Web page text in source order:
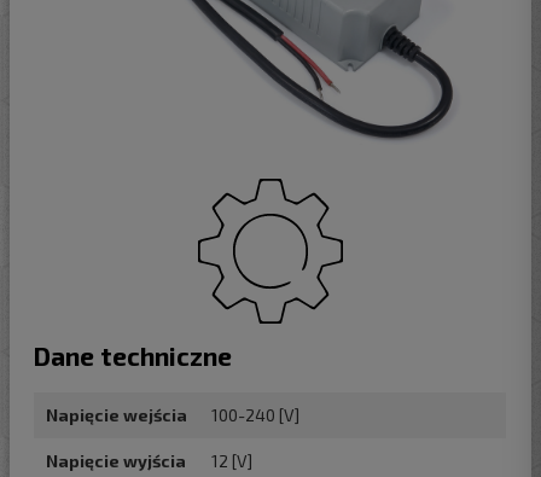
Dane techniczne
Napięcie wejścia 100-240 [V]
Napięcie wyjścia 12 [V]